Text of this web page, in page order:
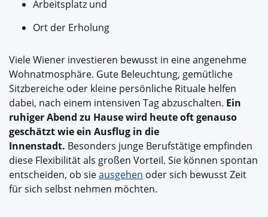
Arbeitsplatz und
Ort der Erholung
Viele Wiener investieren bewusst in eine angenehme
Wohnatmosphäre. Gute Beleuchtung, gemütliche
Sitzbereiche oder kleine persönliche Rituale helfen
dabei, nach einem intensiven Tag abzuschalten. Ein
ruhiger Abend zu Hause wird heute oft genauso
geschätzt wie ein Ausflug in die
Innenstadt. Besonders junge Berufstätige empfinden
diese Flexibilität als großen Vorteil. Sie können spontan
entscheiden, ob sieausgehen oder sich bewusst Zeit
für sich selbst nehmen möchten.